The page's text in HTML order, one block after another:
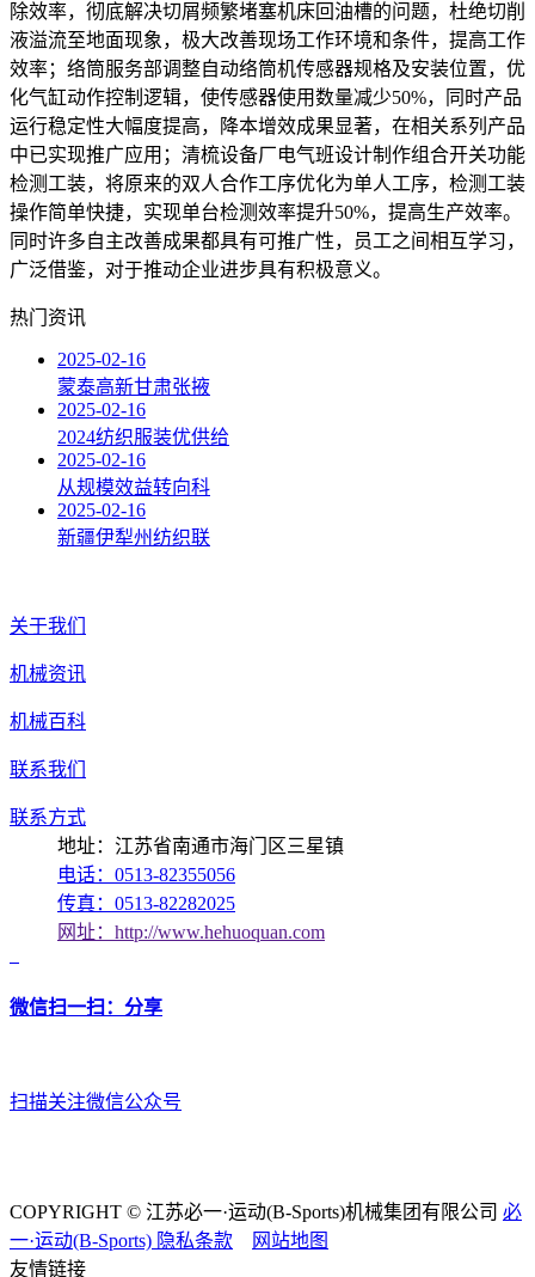
除效率，彻底解决切屑频繁堵塞机床回油槽的问题，杜绝切削
液溢流至地面现象，极大改善现场工作环境和条件，提高工作
效率；络筒服务部调整自动络筒机传感器规格及安装位置，优
化气缸动作控制逻辑，使传感器使用数量减少50%，同时产品
运行稳定性大幅度提高，降本增效成果显著，在相关系列产品
中已实现推广应用；清梳设备厂电气班设计制作组合开关功能
检测工装，将原来的双人合作工序优化为单人工序，检测工装
操作简单快捷，实现单台检测效率提升50%，提高生产效率。
同时许多自主改善成果都具有可推广性，员工之间相互学习，
广泛借鉴，对于推动企业进步具有积极意义。
热门资讯
2025-02-16
蒙泰高新甘肃张掖
2025-02-16
2024纺织服装优供给
2025-02-16
从规模效益转向科
2025-02-16
新疆伊犁州纺织联
关于我们
机械资讯
机械百科
联系我们
联系方式
地址：江苏省南通市海门区三星镇
电话：0513-82355056
传真：0513-82282025
网址：http://www.hehuoquan.com
微信扫一扫：分享
扫描关注微信公众号
COPYRIGHT © 江苏必一·运动(B-Sports)机械集团有限公司 必
一·运动(B-Sports) 隐私条款
网站地图
友情链接